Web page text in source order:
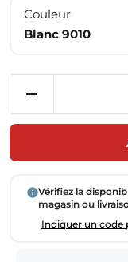
Couleur
Blanc 9010
Vérifiez la
magasin ou
Indiquer un code